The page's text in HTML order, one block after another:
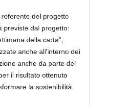
del progetto
previste dal progetto:
della carta”,
anche all’interno dei
anche da parte del
il risultato ottenuto
la sostenibilità